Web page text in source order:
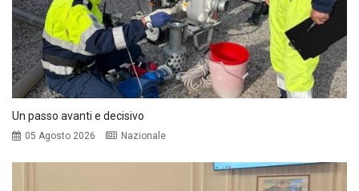
Un passo avanti e decisivo
05 Agosto 2026 Nazionale